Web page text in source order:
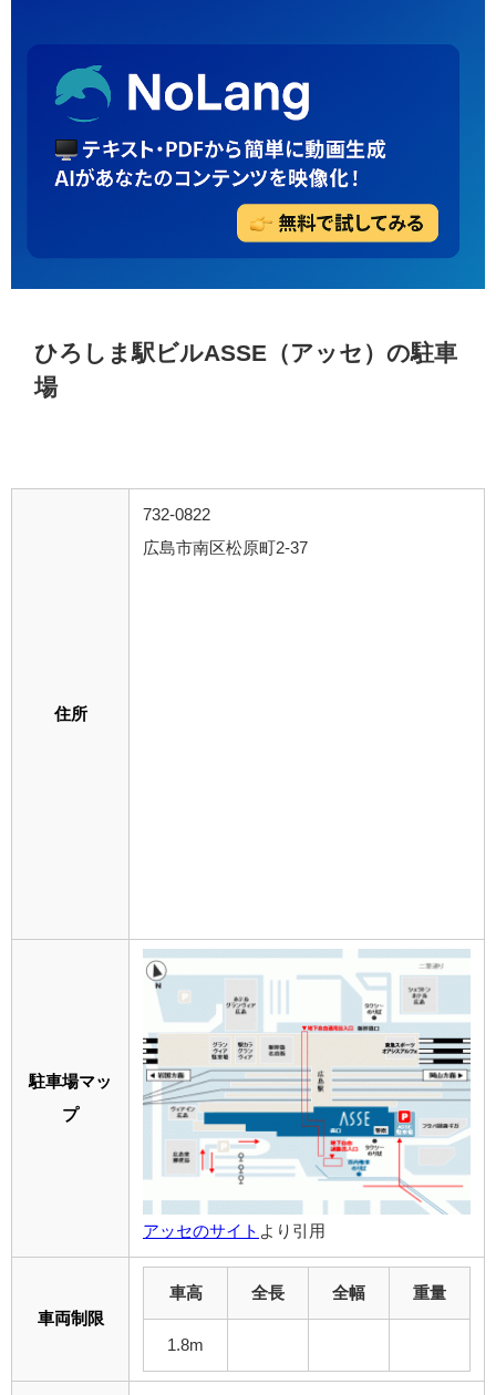
ひろしま駅ビルASSE（アッセ）の駐車
場
住所
732-0822
広島市南区松原町2-37
駐車場マッ
プ
アッセのサイト より引用
車両制限
車高 全長 全幅 重量
1.8m